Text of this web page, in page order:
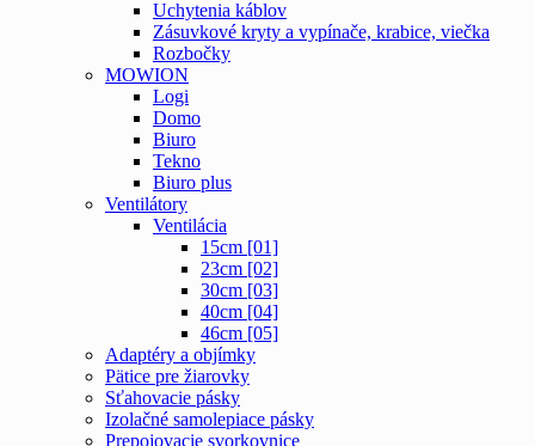
Uchytenia káblov
Zásuvkové kryty a vypínače, krabice, viečka
Rozbočky
MOWION
Logi
Domo
Biuro
Tekno
Biuro plus
Ventilátory
Ventilácia
15cm [01]
23cm [02]
30cm [03]
40cm [04]
46cm [05]
Adaptéry a objímky
Pätice pre žiarovky
Sťahovacie pásky
Izolačné samolepiace pásky
Prepojovacie svorkovnice